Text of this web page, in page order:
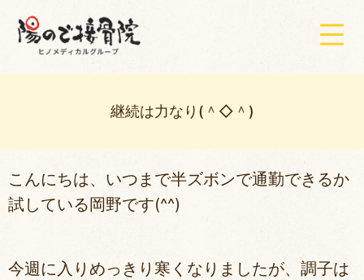
継続は力なり(＾◇＾)
こんにちは、いつまで半ズボンで通勤できるか
試している岡野です(^^)
今週に入りめっきり寒くなりましたが、調子は